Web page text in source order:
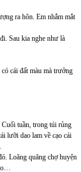
ra hôn. Em nhắm mắt
Sau kia nghe như là
cái đất màu mà trưởng
tuần, trong túi rủng
lưỡi dao lam về cạo cái
Loăng quăng chợ huyện